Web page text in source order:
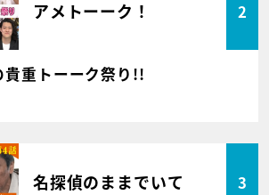
アメトーーク！ 2
貴重トーーク祭り!!
名探偵のままでいて 3